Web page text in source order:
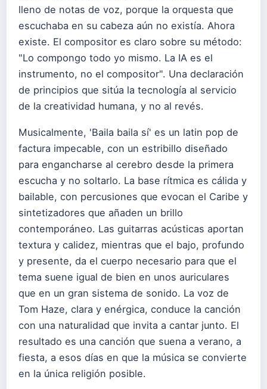
lleno de notas de voz, porque la orquesta que
escuchaba en su cabeza aún no existía. Ahora
existe. El compositor es claro sobre su método:
"Lo compongo todo yo mismo. La IA es el
instrumento, no el compositor". Una declaración
de principios que sitúa la tecnología al servicio
de la creatividad humana, y no al revés.
Musicalmente, 'Baila baila sí' es un latin pop de
factura impecable, con un estribillo diseñado
para engancharse al cerebro desde la primera
escucha y no soltarlo. La base rítmica es cálida y
bailable, con percusiones que evocan el Caribe y
sintetizadores que añaden un brillo
contemporáneo. Las guitarras acústicas aportan
textura y calidez, mientras que el bajo, profundo
y presente, da el cuerpo necesario para que el
tema suene igual de bien en unos auriculares
que en un gran sistema de sonido. La voz de
Tom Haze, clara y enérgica, conduce la canción
con una naturalidad que invita a cantar junto. El
resultado es una canción que suena a verano, a
fiesta, a esos días en que la música se convierte
en la única religión posible.